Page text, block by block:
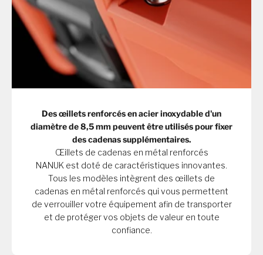
Des œillets renforcés en acier inoxydable d'un
diamètre de 8,5 mm peuvent être utilisés pour fixer
des cadenas supplémentaires.
Œillets de cadenas en métal renforcés
NANUK est doté de caractéristiques innovantes.
Tous les modèles intègrent des œillets de
cadenas en métal renforcés qui vous permettent
de verrouiller votre équipement afin de transporter
et de protéger vos objets de valeur en toute
confiance.